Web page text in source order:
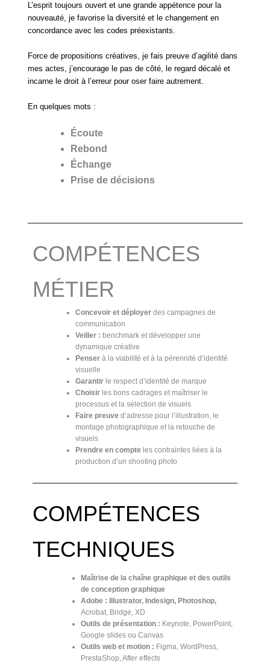
L’esprit toujours ouvert et une grande appétence pour la
nouveauté, je favorise la diversité et le changement en
concordance avec les codes préexistants.
Force de propositions créatives, je fais preuve d’agilité dans
mes actes, j’encourage le pas de côté, le regard décalé et
incarne le droit à l’erreur pour oser faire autrement.
En quelques mots :
Écoute
Rebond
Échange
Prise de décisions
COMPÉTENCES
MÉTIER
Concevoir et déployer des campagnes de
communication
Veiller : benchmark et développer une
dynamique créative
Penser à la viabilité et à la pérennité d’identité
visuelle
Garantir le respect d’identité de marque
Choisir les bons cadrages et maîtriser le
processus et la sélection de visuels
Faire preuve d’adresse pour l’illustration, le
montage photographique et la retouche de
visuels
Prendre en compte les contraintes liées à la
production d’un shooting photo
COMPÉTENCES
TECHNIQUES
Maîtrise de la chaîne graphique et des outils
de conception graphique
Adobe : Illustrator, Indesign, Photoshop,
Acrobat, Bridge, XD
Outils de présentation : Keynote, PowerPoint,
Google slides ou Canvas
Outils web et motion : Figma, WordPress,
PrestaShop, After effects